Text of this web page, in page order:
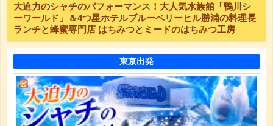
大迫力のシャチのパフォーマンス！大人気水族館「鴨川シ
ーワールド」＆4つ星ホテルブルーベリーヒル勝浦の料理長
ランチと蜂蜜専門店 はちみつとミードのはちみつ工房
東京出発